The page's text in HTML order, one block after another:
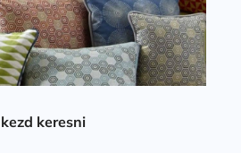
keresni